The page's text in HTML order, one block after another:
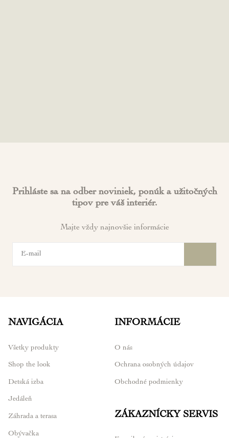
Prihláste sa na odber noviniek, ponúk a užitočných
tipov pre váš interiér.
Majte vždy najnovšie informácie
NAVIGÁCIA
Všetky produkty
Shop the look
Detská izba
Jedáleň
Záhrada a terasa
Obývačka
INFORMÁCIE
O nás
Ochrana osobných údajov
Obchodné podmienky
ZÁKAZNÍCKY SERVIS